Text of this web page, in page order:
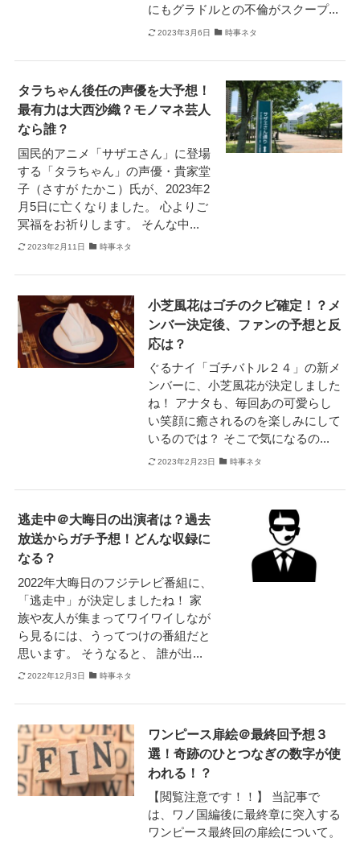
にもグラドルとの不倫がスクープ...
2023年3月6日 時事ネタ
タラちゃん後任の声優を大予想！
最有力は大西沙織？モノマネ芸人
なら誰？
国民的アニメ「サザエさん」に登場
する「タラちゃん」の声優・貴家堂
子（さすが たかこ）氏が、2023年2
月5日に亡くなりました。 心よりご
冥福をお祈りします。 そんな中...
2023年2月11日 時事ネタ
小芝風花はゴチのクビ確定！？メ
ンバー決定後、ファンの予想と反
応は？
ぐるナイ「ゴチバトル２４」の新メ
ンバーに、小芝風花が決定しました
ね！ アナタも、毎回あの可愛らし
い笑顔に癒されるのを楽しみにして
いるのでは？ そこで気になるの...
2023年2月23日 時事ネタ
逃走中＠大晦日の出演者は？過去
放送からガチ予想！どんな収録に
なる？
2022年大晦日のフジテレビ番組に、
「逃走中」が決定しましたね！ 家
族や友人が集まってワイワイしなが
ら見るには、うってつけの番組だと
思います。 そうなると、 誰が出...
2022年12月3日 時事ネタ
ワンピース扉絵＠最終回予想３
選！奇跡のひとつなぎの数字が使
われる！？
【閲覧注意です！！】 当記事で
は、ワノ国編後に最終章に突入する
ワンピース最終回の扉絵について。